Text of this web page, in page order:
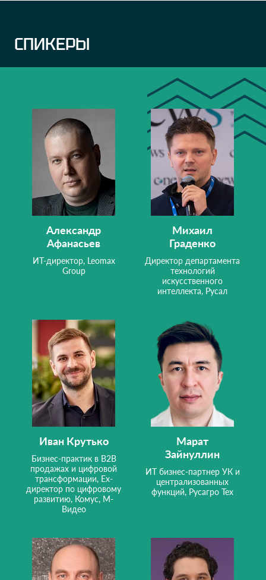
СПИКЕРЫ
Александр
Афанасьев
ИТ-директор, Leomax
Group
Михаил
Граденко
Директор департамента
технологий
искусственного
интеллекта, Русал
Иван Крутько
Бизнес-практик в B2B
продажах и цифровой
трансформации, Ex-
директор по цифровому
развитию, Комус, М-
Видео
Марат
Зайнуллин
ИТ бизнес-партнер УК и
централизованных
функций, Русагро Тех